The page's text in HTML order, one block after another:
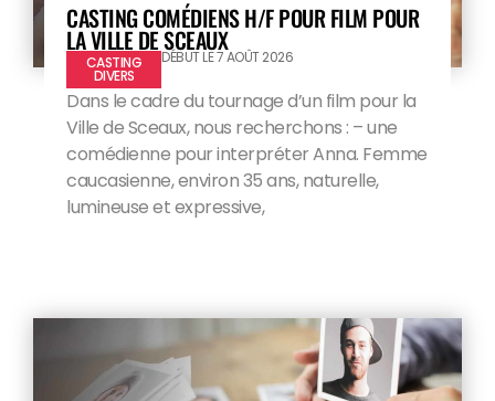
CASTING COMÉDIENS H/F POUR FILM POUR
LA VILLE DE SCEAUX
CASTING
DIVERS
DÉBUT LE 7 AOÛT 2026
Dans le cadre du tournage d’un film pour la
Ville de Sceaux, nous recherchons : – une
comédienne pour interpréter Anna. Femme
caucasienne, environ 35 ans, naturelle,
lumineuse et expressive,